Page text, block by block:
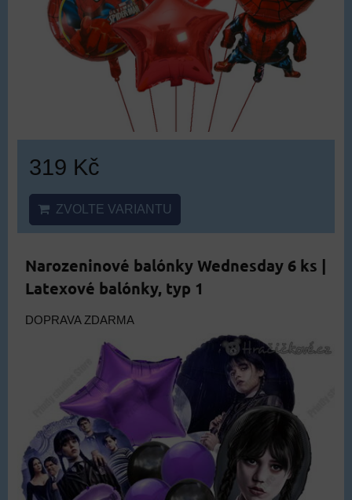
319 Kč
ZVOLTE VARIANTU
Narozeninové balónky Wednesday 6 ks |
Latexové balónky, typ 1
DOPRAVA ZDARMA